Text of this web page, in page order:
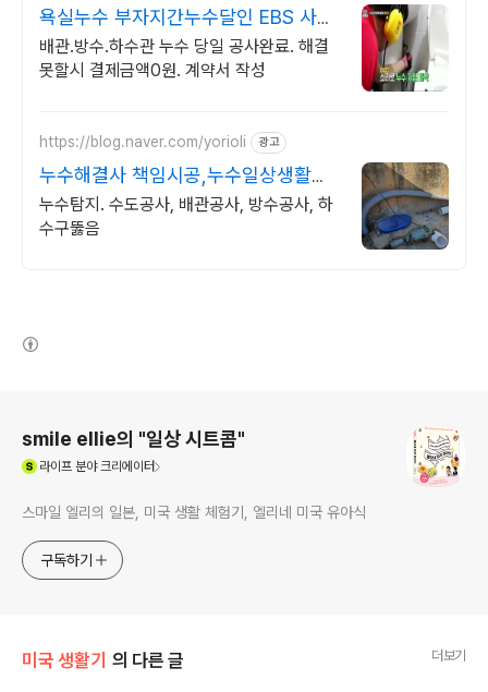
욕실누수 부자지간누수달인 EBS 사건
브리핑 방송출연
배관.방수.하수관 누수 당일 공사완료. 해결
못할시 결제금액0원. 계약서 작성
https://blog.naver.com/yorioli 광고
누수해결사 책임시공,누수일상생활배
상처리
누수탐지. 수도공사, 배관공사, 방수공사, 하
수구뚫음
smile ellie의 "일상 시트콤"
라이프 분야 크리에이터
스마일 엘리의 일본, 미국 생활 체험기, 엘리네 미국 유아식
구독하기
미국 생활기 의 다른 글 더보기